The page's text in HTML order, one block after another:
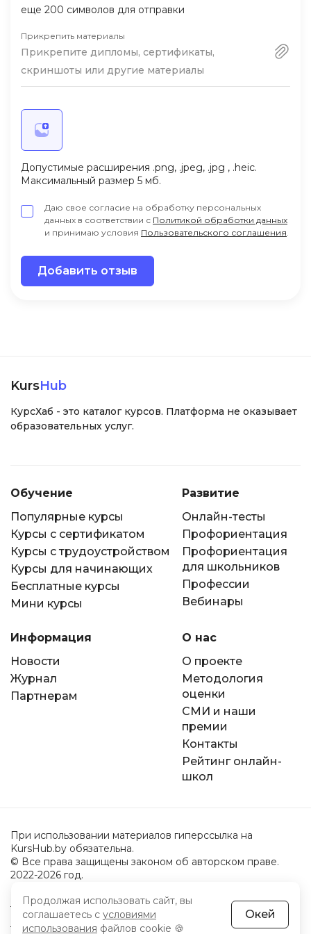
мире.
еще 200 символов для отправки
Прикрепить материалы
Прикрепите дипломы, сертификаты,
скриншоты или другие материалы
Допустимые расширения .png, .jpeg, .jpg , .heic.
Максимальный размер 5 мб.
Даю свое согласие на обработку персональных
данных в соответствии с Политикой обработки данных
и принимаю условия Пользовательского соглашения
Добавить отзыв
KursHub
КурсХаб - это каталог курсов. Платформа не оказывает
образовательных услуг.
Обучение
Популярные курсы
Курсы с сертификатом
Курсы с трудоустройством
Курсы для начинающих
Бесплатные курсы
Мини курсы
Развитие
Онлайн-тесты
Профориентация
Профориентация
для школьников
Профессии
Вебинары
Информация
Новости
Журнал
Партнерам
О нас
О проекте
Методология
оценки
СМИ и наши
премии
Контакты
Рейтинг онлайн-
школ
При использовании материалов гиперссылка на
KursHub.by обязательна.
© Все права защищены законом об авторском праве.
2022-2026 год.
Пользовательское соглашение
Политика обработки персональных данных
Продолжая использовать сайт, вы
соглашаетесь с условиями
использования файлов cookie 🍪
Окей